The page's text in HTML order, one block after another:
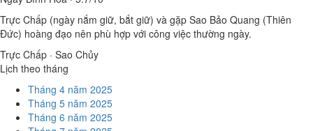
Trực Chấp (ngày nắm giữ, bắt giữ) và gặp Sao Bảo Quang (Thiên
Đức) hoàng đạo nên phù hợp với công việc thường ngày.
Trực Chấp · Sao Chủy
Lịch theo tháng
Tháng 4 năm 2025
Tháng 5 năm 2025
Tháng 6 năm 2025